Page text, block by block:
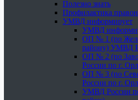
Полезно знать
Профилактика
УМВД информирует
УМВД
ОП № 1 (по
району) УМВД
ОП № 2 (по
России по г.
ОП № 3 (по
России по г.
УМВД России